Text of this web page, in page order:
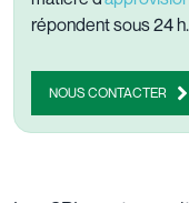
répondent sous 24 h.
NOUS CONTACTER